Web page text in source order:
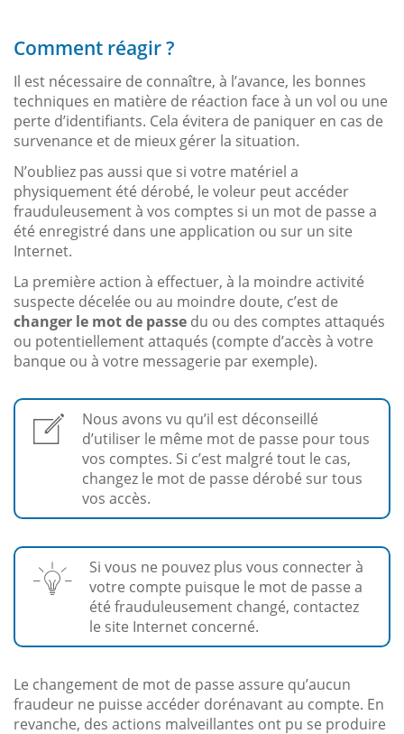
Comment réagir ?
Il est nécessaire de connaître, à l’avance, les bonnes
techniques en matière de réaction face à un vol ou une
perte d’identifiants. Cela évitera de paniquer en cas de
survenance et de mieux gérer la situation.
N’oubliez pas aussi que si votre matériel a
physiquement été dérobé, le voleur peut accéder
frauduleusement à vos comptes si un mot de passe a
été enregistré dans une application ou sur un site
Internet.
La première action à effectuer, à la moindre activité
suspecte décelée ou au moindre doute, c’est de
changer le mot de passe du ou des comptes attaqués
ou potentiellement attaqués (compte d’accès à votre
banque ou à votre messagerie par exemple).
Nous avons vu qu’il est déconseillé
d’utiliser le même mot de passe pour tous
vos comptes. Si c’est malgré tout le cas,
changez le mot de passe dérobé sur tous
vos accès.
Si vous ne pouvez plus vous connecter à
votre compte puisque le mot de passe a
été frauduleusement changé, contactez
le site Internet concerné.
Le changement de mot de passe assure qu’aucun
fraudeur ne puisse accéder dorénavant au compte. En
revanche, des actions malveillantes ont pu se produire